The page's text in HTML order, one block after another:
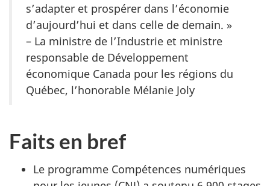
s’adapter et prospérer dans l’économie
d’aujourd’hui et dans celle de demain. »
– La ministre de l’Industrie et ministre
responsable de Développement
économique Canada pour les régions du
Québec, l’honorable Mélanie Joly
Faits en bref
Le programme Compétences numériques